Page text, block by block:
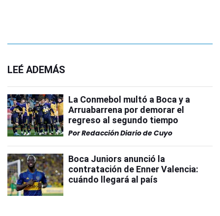
LEÉ ADEMÁS
La Conmebol multó a Boca y a
Arruabarrena por demorar el
regreso al segundo tiempo
PorRedacción Diario de Cuyo
Boca Juniors anunció la
contratación de Enner Valencia:
cuándo llegará al país